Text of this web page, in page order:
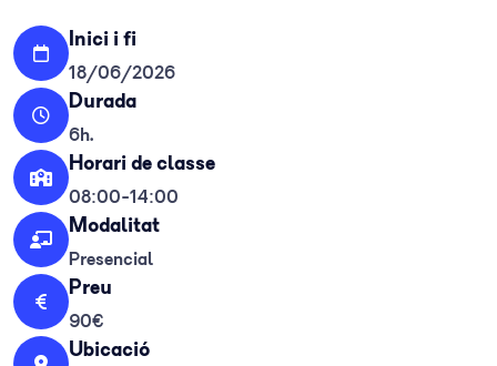
Inici i fi
18/06/2026
Durada
6h.
Horari de classe
08:00-14:00
Modalitat
Presencial
Preu
90€
Ubicació